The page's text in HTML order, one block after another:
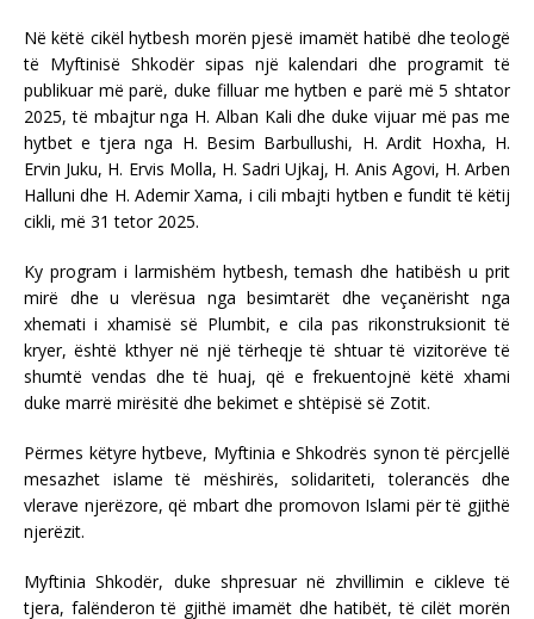
Në këtë cikël hytbesh morën pjesë imamët hatibë dhe teologë
të Myftinisë Shkodër sipas një kalendari dhe programit të
publikuar më parë, duke filluar me hytben e parë më 5 shtator
2025, të mbajtur nga H. Alban Kali dhe duke vijuar më pas me
hytbet e tjera nga H. Besim Barbullushi, H. Ardit Hoxha, H.
Ervin Juku, H. Ervis Molla, H. Sadri Ujkaj, H. Anis Agovi, H. Arben
Halluni dhe H. Ademir Xama, i cili mbajti hytben e fundit të këtij
cikli, më 31 tetor 2025.
Ky program i larmishëm hytbesh, temash dhe hatibësh u prit
mirë dhe u vlerësua nga besimtarët dhe veçanërisht nga
xhemati i xhamisë së Plumbit, e cila pas rikonstruksionit të
kryer, është kthyer në një tërheqje të shtuar të vizitorëve të
shumtë vendas dhe të huaj, që e frekuentojnë këtë xhami
duke marrë mirësitë dhe bekimet e shtëpisë së Zotit.
Përmes këtyre hytbeve, Myftinia e Shkodrës synon të përcjellë
mesazhet islame të mëshirës, solidariteti, tolerancës dhe
vlerave njerëzore, që mbart dhe promovon Islami për të gjithë
njerëzit.
Myftinia Shkodër, duke shpresuar në zhvillimin e cikleve të
tjera, falënderon të gjithë imamët dhe hatibët, të cilët morën